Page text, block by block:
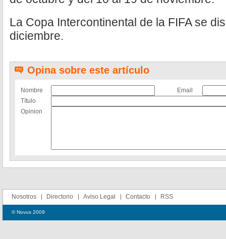
La Copa Intercontinental de la FIFA se
diciembre.
Opina sobre este artículo
Nombre
Email
Título
Opinion
Nosotros Directorio Aviso Legal Contacto RSS
© Novus 2009